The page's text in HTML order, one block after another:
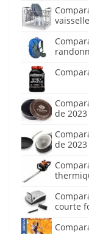
de 2023
de 2023
courte